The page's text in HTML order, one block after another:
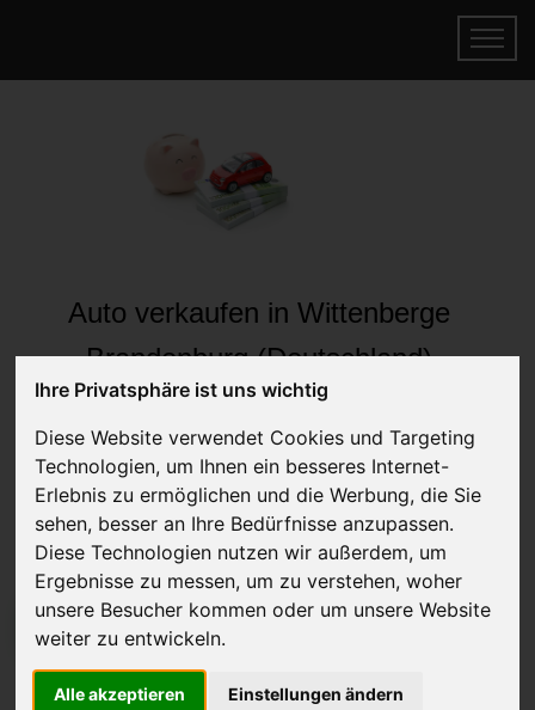
Ihre Privatsphäre ist uns wichtig
Diese Website verwendet Cookies und Targeting
Technologien, um Ihnen ein besseres Internet-
Erlebnis zu ermöglichen und die Werbung, die Sie
sehen, besser an Ihre Bedürfnisse anzupassen.
Diese Technologien nutzen wir außerdem, um
Ergebnisse zu messen, um zu verstehen, woher
unsere Besucher kommen oder um unsere Website
weiter zu entwickeln.
Alle akzeptieren Einstellungen ändern
Auto verkaufen in Wittenberge
Brandenburg (Deutschland)
Online Auto verkaufen & gratis abholen
lassen
JETZT KOSTENLOSE BEWERTUNG
Kostenloses Angebot
für den Ankauf Ihres Autos inklusive der